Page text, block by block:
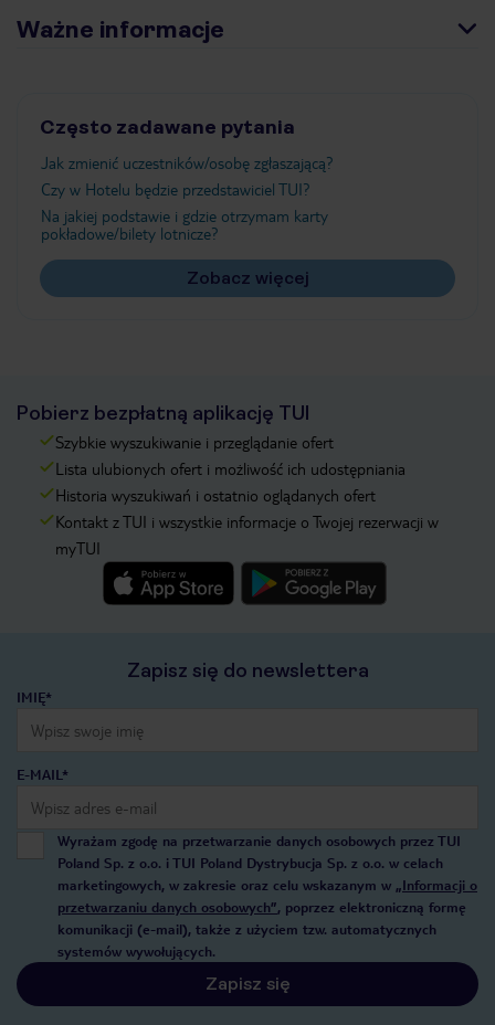
Ważne informacje
Często zadawane pytania
Jak zmienić uczestników/osobę zgłaszającą?
Czy w Hotelu będzie przedstawiciel TUI?
Na jakiej podstawie i gdzie otrzymam karty
pokładowe/bilety lotnicze?
Zobacz więcej
Pobierz bezpłatną aplikację TUI
Szybkie wyszukiwanie i przeglądanie ofert
Lista ulubionych ofert i możliwość ich udostępniania
Historia wyszukiwań i ostatnio oglądanych ofert
Kontakt z TUI i wszystkie informacje o Twojej rezerwacji w
myTUI
Zapisz się do newslettera
IMIĘ*
E-MAIL*
Wyrażam zgodę na przetwarzanie danych osobowych przez TUI
Poland Sp. z o.o. i TUI Poland Dystrybucja Sp. z o.o. w celach
marketingowych, w zakresie oraz celu wskazanym w „Informacji o
przetwarzaniu danych osobowych”, poprzez elektroniczną formę
komunikacji (e-mail), także z użyciem tzw. automatycznych
systemów wywołujących.
Zapisz się